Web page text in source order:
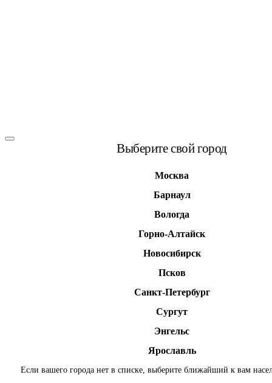
Выберите свой город
Москва
Барнаул
Вологда
Горно-Алтайск
Новосибирск
Псков
Санкт-Петербург
Сургут
Энгельс
Ярославль
Если вашего города нет в списке, выберите ближайший к вам